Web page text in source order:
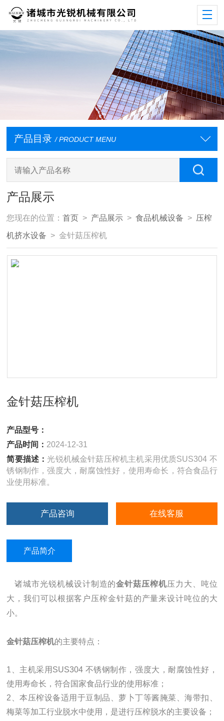
产品目录 / PRODUCT MENU
产品展示
您现在的位置：首页 > 产品展示 >食品机械设备 > 压榨
机挤水设备 > 金针菇压榨机
金针菇压榨机
产品型号：
产品时间： 2024-12-31
简要描述： 光锐机械金针菇压榨机主机采用优质SUS304 不
锈钢制作，强度大，耐腐蚀性好，使用寿命长，符合食品行
业使用标准。
产品咨询 在线客服
产品简介
诸城市光锐机械设计制造的金针菇压榨机压力大、吨位
大，我们可以根据客户压榨金针菇的产量来设计吨位的大
小。
金针菇压榨机的主要特点：
1、主机采用SUS304 不锈钢制作，强度大，耐腐蚀性好，
使用寿命长，符合国家食品行业的使用标准；
2、本压榨设备适用于豆制品、萝卜丁等酱腌菜、海带扣、
梅菜等加工行业脱水中使用，是进行压榨脱水的主要设备；